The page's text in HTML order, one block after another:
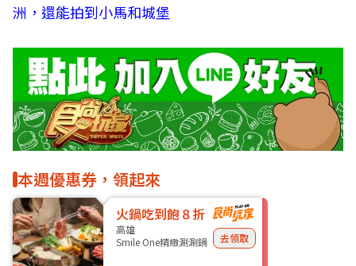
洲，還能拍到小馬和城堡
本週優惠券，領起來
火鍋吃到飽８折
高雄
Smile One精緻涮涮鍋
去領取